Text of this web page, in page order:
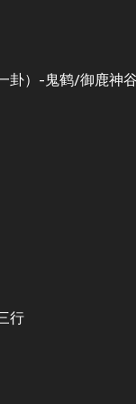
卦）-鬼鹤/御鹿神
行